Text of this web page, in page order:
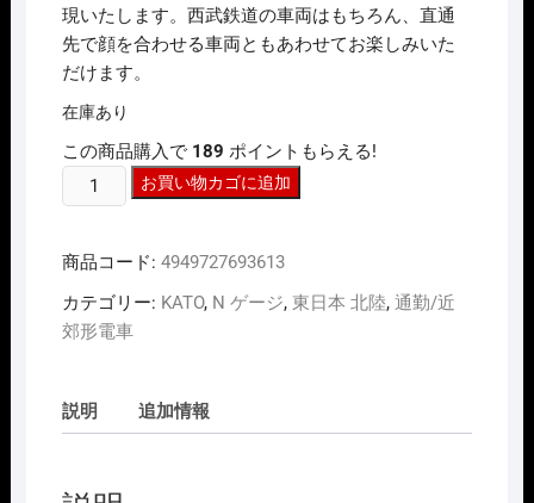
現いたします。西武鉄道の車両はもちろん、直通
先で顔を合わせる車両ともあわせてお楽しみいた
だけます。
在庫あり
この商品購入で 189 ポイントもらえる!
ｹﾞ
ｼﾞ
KATO
10-
武
鉄
40000
お買い物カゴに追加
商品コード: 4949727693613
カテゴリー: KATO, N ゲージ, 東日本 北陸, 通勤/近
郊形電車
説明 追加情報